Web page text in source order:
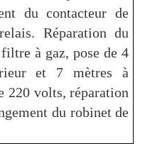
du contacteur de
Réparation du
à gaz, pose de4
et 7 mètres à
220 volts, réparation
du robinet de